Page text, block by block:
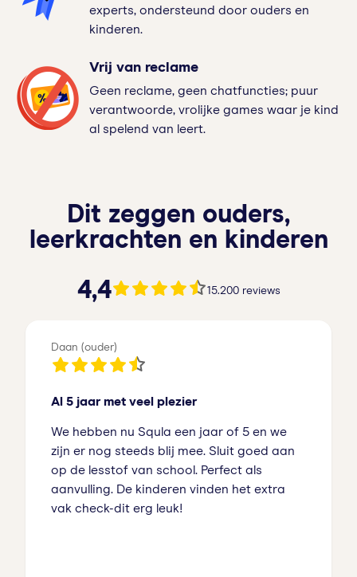
experts, ondersteund door ouders en
kinderen.
Vrij van reclame
Geen reclame, geen chatfuncties; puur
verantwoorde, vrolijke games waar je kind
al spelend van leert.
Dit zeggen ouders,
leerkrachten en kinderen
4,44.4 van de 5 sterren
15.200 reviews
Daan (ouder)
Al 5 jaar met veel plezier
We hebben nu Squla een jaar of 5 en we
zijn er nog steeds blij mee. Sluit goed aan
op de lesstof van school. Perfect als
aanvulling. De kinderen vinden het extra
vak check-dit erg leuk!